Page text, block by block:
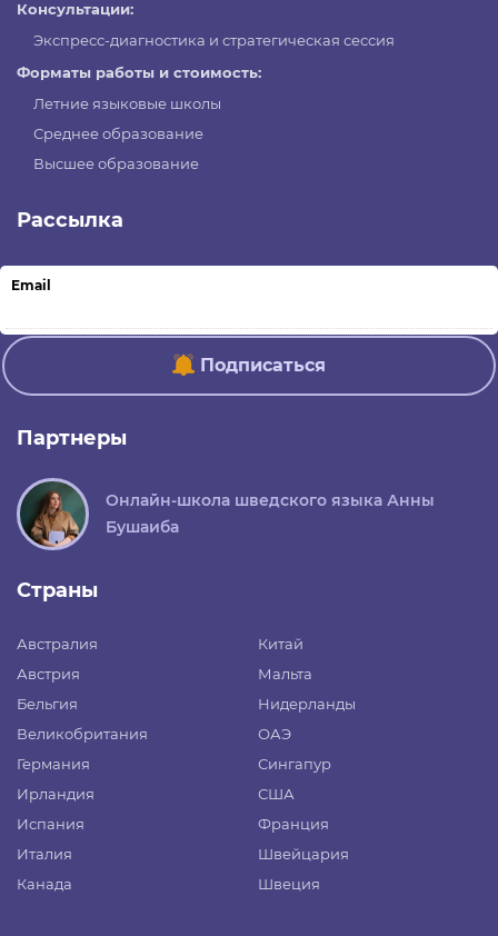
Консультации:
Экспресс-диагностика и стратегическая сессия
Форматы работы и стоимость:
Летние языковые школы
Среднее образование
Высшее образование
Рассылка
Email
Подписаться
Партнеры
Онлайн-школа шведского языка Анны
Бушаиба
Страны
Австралия
Австрия
Бельгия
Великобритания
Германия
Ирландия
Испания
Италия
Канада
Китай
Мальта
Нидерланды
ОАЭ
Сингапур
США
Франция
Швейцария
Швеция